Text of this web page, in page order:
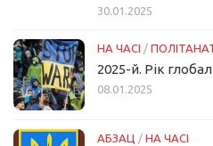
30.01.2025
НА ЧАСІ /
2025-й. Рік
08.01.2025
АБЗАЦ / НА ЧАСІ